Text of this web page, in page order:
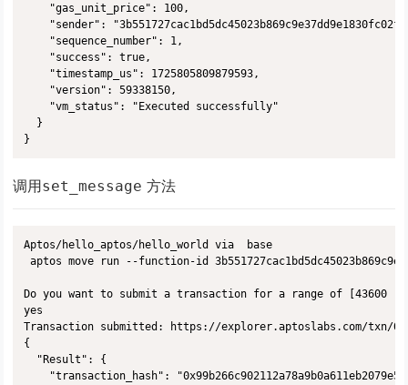
    "gas_unit_price": 100,
"sender":
    "sequence_number": 1,
    "success": true,
    "timestamp_us": 1725805809879593,
    "version": 59338150,
    "vm_status": "Executed successfully"
  }
调用set_message 方法
Aptos/hello_aptos/hello_world via  base
aptos move run --function-id
Do you want to submit a transaction for a range of [43600
yes
Transaction submitted: https://explorer.aptoslabs.com/txn/
{
  "Result": {
"transaction_hash":